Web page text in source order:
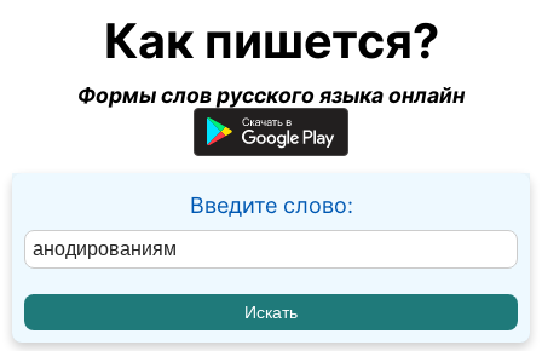
Как пишется?
Формы слов русского языка онлайн
Введите слово: